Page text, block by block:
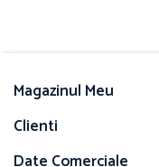
Magazinul Meu
Clienti
Date Comerciale